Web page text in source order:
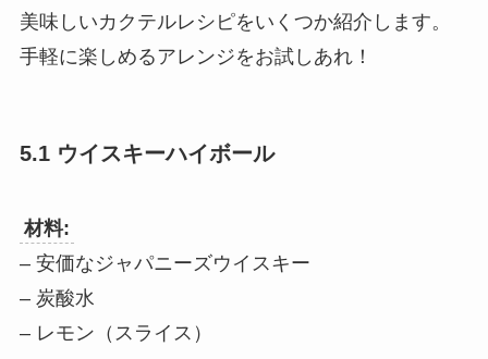
美味しいカクテルレシピをいくつか紹介します。
手軽に楽しめるアレンジをお試しあれ！
5.1 ウイスキーハイボール
材料:
– 安価なジャパニーズウイスキー
– 炭酸水
– レモン（スライス）